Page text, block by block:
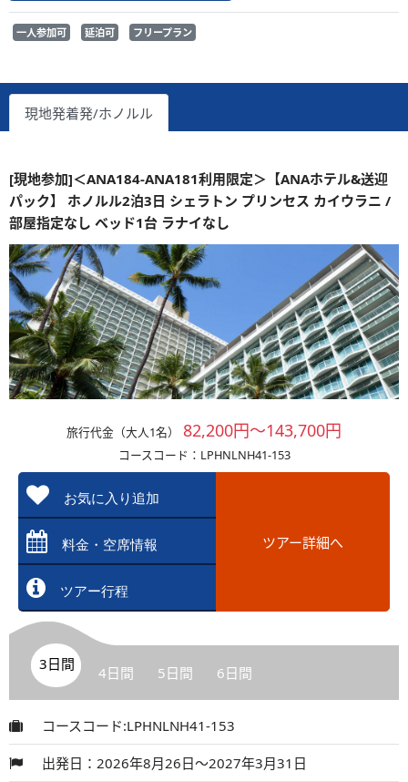
一人参加可 延泊可 フリープラン
現地発着発/ホノルル
[現地参加]＜ANA184-ANA181利用限定＞【ANAホテル&送迎
パック】 ホノルル2泊3日 シェラトン プリンセス カイウラニ /
部屋指定なし ベッド1台 ラナイなし
旅行代金（大人1名） 82,200円～143,700円
コースコード：LPHNLNH41-153
お気に入り追加
料金・空席情報
ツアー行程
ツアー詳細へ
3日間 4日間 5日間 6日間
コースコード:LPHNLNH41-153
出発日：2026年8月26日～2027年3月31日